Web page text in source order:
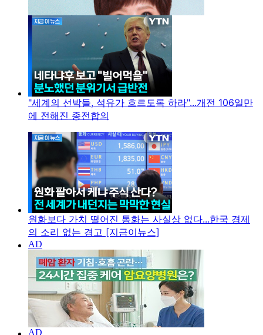
"세계의 선박들, 석유가 흐르도록 하라"...개전 106일만
에 전해진 종전합의
원화보다 가치 떨어진 통화는 사실상 없다...한국 경제
의 소리 없는 경고 [지금이뉴스]